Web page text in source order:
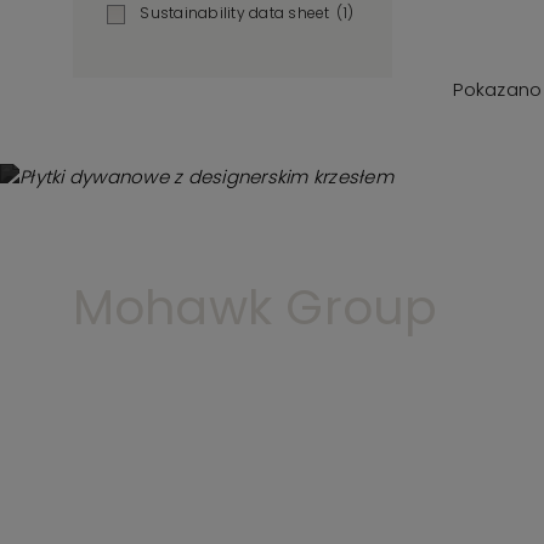
Sustainability data sheet (1)
Pokazano